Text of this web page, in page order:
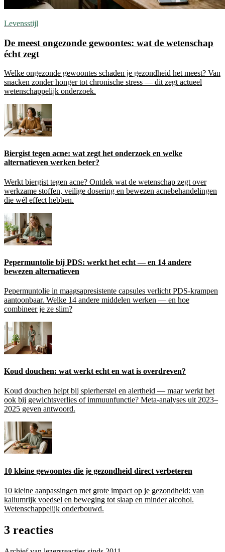
Levensstijl
De meest ongezonde gewoontes: wat de wetenschap
écht zegt
Welke ongezonde gewoontes schaden je gezondheid het meest? Van
snacken zonder honger tot chronische stress — dit zegt actueel
wetenschappelijk onderzoek.
Biergist tegen acne: wat zegt het onderzoek en welke
alternatieven werken beter?
Werkt biergist tegen acne? Ontdek wat de wetenschap zegt over
werkzame stoffen, veilige dosering en bewezen acnebehandelingen
die wél effect hebben.
Pepermuntolie bij PDS: werkt het echt — en 14 andere
bewezen alternatieven
Pepermuntolie in maagsapresistente capsules verlicht PDS-krampen
aantoonbaar. Welke 14 andere middelen werken — en hoe
combineer je ze slim?
Koud douchen: wat werkt echt en wat is overdreven?
Koud douchen helpt bij spierherstel en alertheid — maar werkt het
ook bij gewichtsverlies of immuunfunctie? Meta-analyses uit 2023–
2025 geven antwoord.
10 kleine gewoontes die je gezondheid direct verbeteren
10 kleine aanpassingen met grote impact op je gezondheid: van
kaliumrijk voedsel en beweging tot slaap en minder alcohol.
Wetenschappelijk onderbouwd.
3 reacties